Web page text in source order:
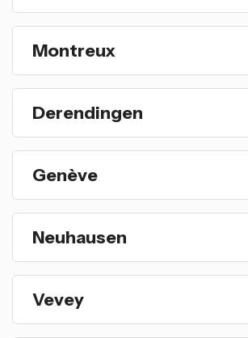
Montreux
Derendingen
Genève
Neuhausen
Vevey